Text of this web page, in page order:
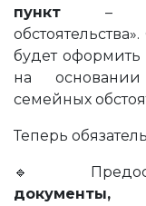
пункт–
будет оформить
на
семейных
Теперь
🔹
документы,